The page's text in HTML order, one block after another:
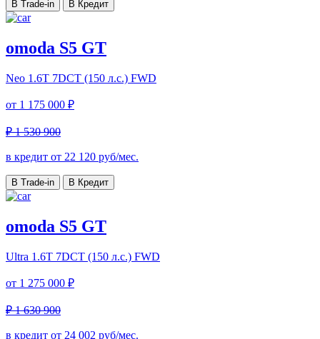
В Trade-in В Кредит
omoda S5 GT
Neo 1.6T 7DCT (150 л.с.) FWD
от 1 175 000 ₽
₽ 1 530 900
в кредит от 22 120 руб/мес.
В Trade-in В Кредит
omoda S5 GT
Ultra 1.6T 7DCT (150 л.с.) FWD
от 1 275 000 ₽
₽ 1 630 900
в кредит от 24 002 руб/мес.